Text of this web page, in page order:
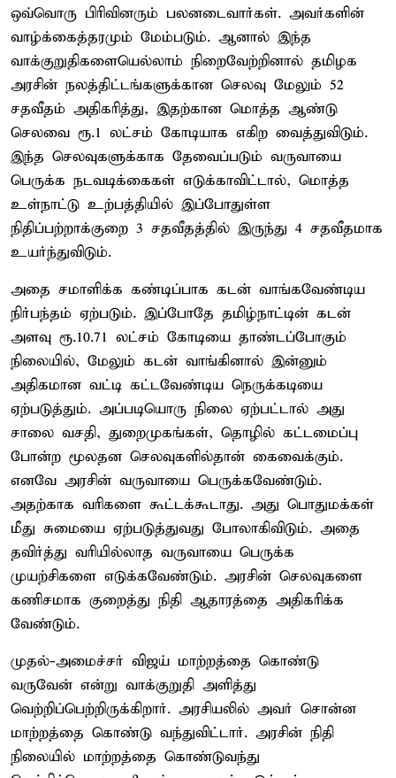
ஒவ்வொரு பிரிவினரும் பலனடைவார்கள். அவர்களின்
வாழ்க்கைத்தரமும் மேம்படும். ஆனால் இந்த
வாக்குறுதிகளையெல்லாம் நிறைவேற்றினால் தமிழக
அரசின் நலத்திட்டங்களுக்கான செலவு மேலும் 52
சதவீதம் அதிகரித்து, இதற்கான மொத்த ஆண்டு
செலவை ரூ.1 லட்சம் கோடியாக எகிற வைத்துவிடும்.
இந்த செலவுகளுக்காக தேவைப்படும் வருவாயை
பெருக்க நடவடிக்கைகள் எடுக்காவிட்டால், மொத்த
உள்நாட்டு உற்பத்தியில் இப்போதுள்ள
நிதிப்பற்றாக்குறை 3 சதவீதத்தில் இருந்து 4 சதவீதமாக
உயர்ந்துவிடும்.
அதை சமாளிக்க கண்டிப்பாக கடன் வாங்கவேண்டிய
நிர்பந்தம் ஏற்படும். இப்போதே தமிழ்நாட்டின் கடன்
அளவு ரூ.10.71 லட்சம் கோடியை தாண்டப்போகும்
நிலையில், மேலும் கடன் வாங்கினால் இன்னும்
அதிகமான வட்டி கட்டவேண்டிய நெருக்கடியை
ஏற்படுத்தும். அப்படியொரு நிலை ஏற்பட்டால் அது
சாலை வசதி, துறைமுகங்கள், தொழில் கட்டமைப்பு
போன்ற மூலதன செலவுகளில்தான் கைவைக்கும்.
எனவே அரசின் வருவாயை பெருக்கவேண்டும்.
அதற்காக வரிகளை கூட்டக்கூடாது. அது பொதுமக்கள்
மீது சுமையை ஏற்படுத்துவது போலாகிவிடும். அதை
தவிர்த்து வரியில்லாத வருவாயை பெருக்க
முயற்சிகளை எடுக்கவேண்டும். அரசின் செலவுகளை
கணிசமாக குறைத்து நிதி ஆதாரத்தை அதிகரிக்க
வேண்டும்.
முதல்-அமைச்சர் விஜய் மாற்றத்தை கொண்டு
வருவேன் என்று வாக்குறுதி அளித்து
வெற்றிப்பெற்றிருக்கிறார். அரசியலில் அவர் சொன்ன
மாற்றத்தை கொண்டு வந்துவிட்டார். அரசின் நிதி
நிலையில் மாற்றத்தை கொண்டுவந்து